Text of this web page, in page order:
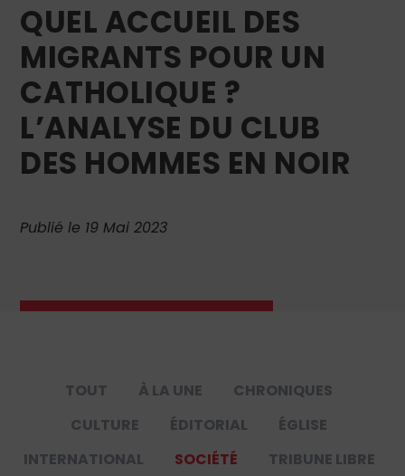
QUEL ACCUEIL DES
MIGRANTS POUR UN
CATHOLIQUE ?
L’ANALYSE DU CLUB
DES HOMMES EN NOIR
Publié le 19 Mai 2023
TOUT À LA UNE
CHRONIQUES
CULTURE
ÉDITORIAL
ÉGLISE
INTERNATIONAL
SOCIÉTÉ TRIBUNE LIBRE